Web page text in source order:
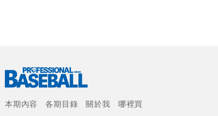
本期內容 各期目錄 關於我 哪裡買